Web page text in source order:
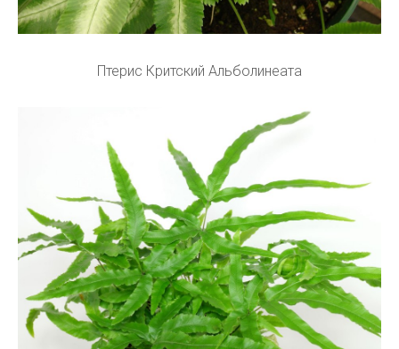
Птерис Критский Альболинеата